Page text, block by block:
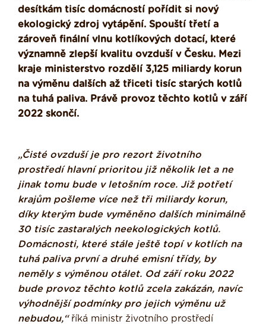
desítkám tisíc domácností pořídit si nový
ekologický zdroj vytápění. Spouští třetí a
zároveň finální vlnu kotlíkových dotací, které
významně zlepší kvalitu ovzduší v Česku. Mezi
kraje ministerstvo rozdělí 3,125 miliardy korun
na výměnu dalších až třiceti tisíc starých kotlů
na tuhá paliva. Právě provoz těchto kotlů v září
2022 skončí.
„Čisté ovzduší je pro rezort životního
prostředí hlavní prioritou již několik let a ne
jinak tomu bude v letošním roce. Již potřetí
krajům pošleme více než tři miliardy korun,
díky kterým bude vyměněno dalších minimálně
30 tisíc zastaralých neekologických kotlů.
Domácnosti, které stále ještě topí v kotlích na
tuhá paliva první a druhé emisní třídy, by
neměly s výměnou otálet. Od září roku 2022
bude provoz těchto kotlů zcela zakázán, navíc
výhodnější podmínky pro jejich výměnu už
nebudou,“říká ministr životního prostředí